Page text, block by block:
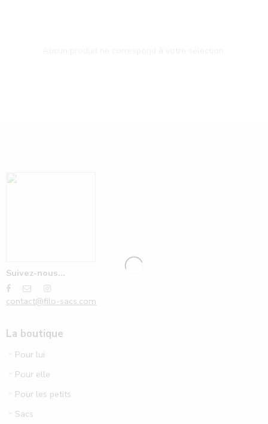
Suivez-nous...
contact@filo-sacs.com
La boutique
Pour lui
Pour elle
Pour les petits
Sacs